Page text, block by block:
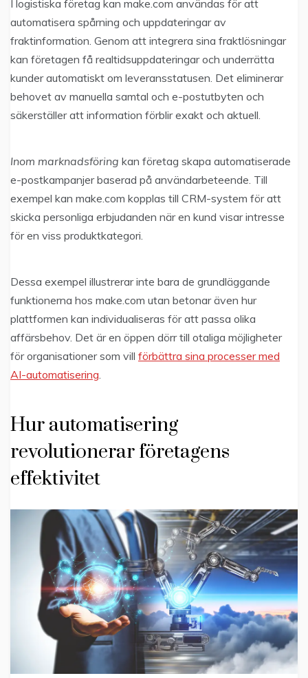
I logistiska företag kan make.com användas för att
automatisera spårning och uppdateringar av
fraktinformation. Genom att integrera sina fraktlösningar
kan företagen få realtidsuppdateringar och underrätta
kunder automatiskt om leveransstatusen. Det eliminerar
behovet av manuella samtal och e-postutbyten och
säkerställer att information förblir exakt och aktuell.
Inom marknadsföring kan företag skapa automatiserade
e-postkampanjer baserad på användarbeteende. Till
exempel kan make.com kopplas till CRM-system för att
skicka personliga erbjudanden när en kund visar intresse
för en viss produktkategori.
Dessa exempel illustrerar inte bara de grundläggande
funktionerna hos make.com utan betonar även hur
plattformen kan individualiseras för att passa olika
affärsbehov. Det är en öppen dörr till otaliga möjligheter
för organisationer som vill förbättra sina processer med
AI-automatisering.
Hur automatisering
revolutionerar företagens
effektivitet